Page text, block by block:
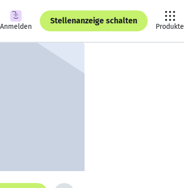
Anmelden
Stellenanzeige schalten
Produkte